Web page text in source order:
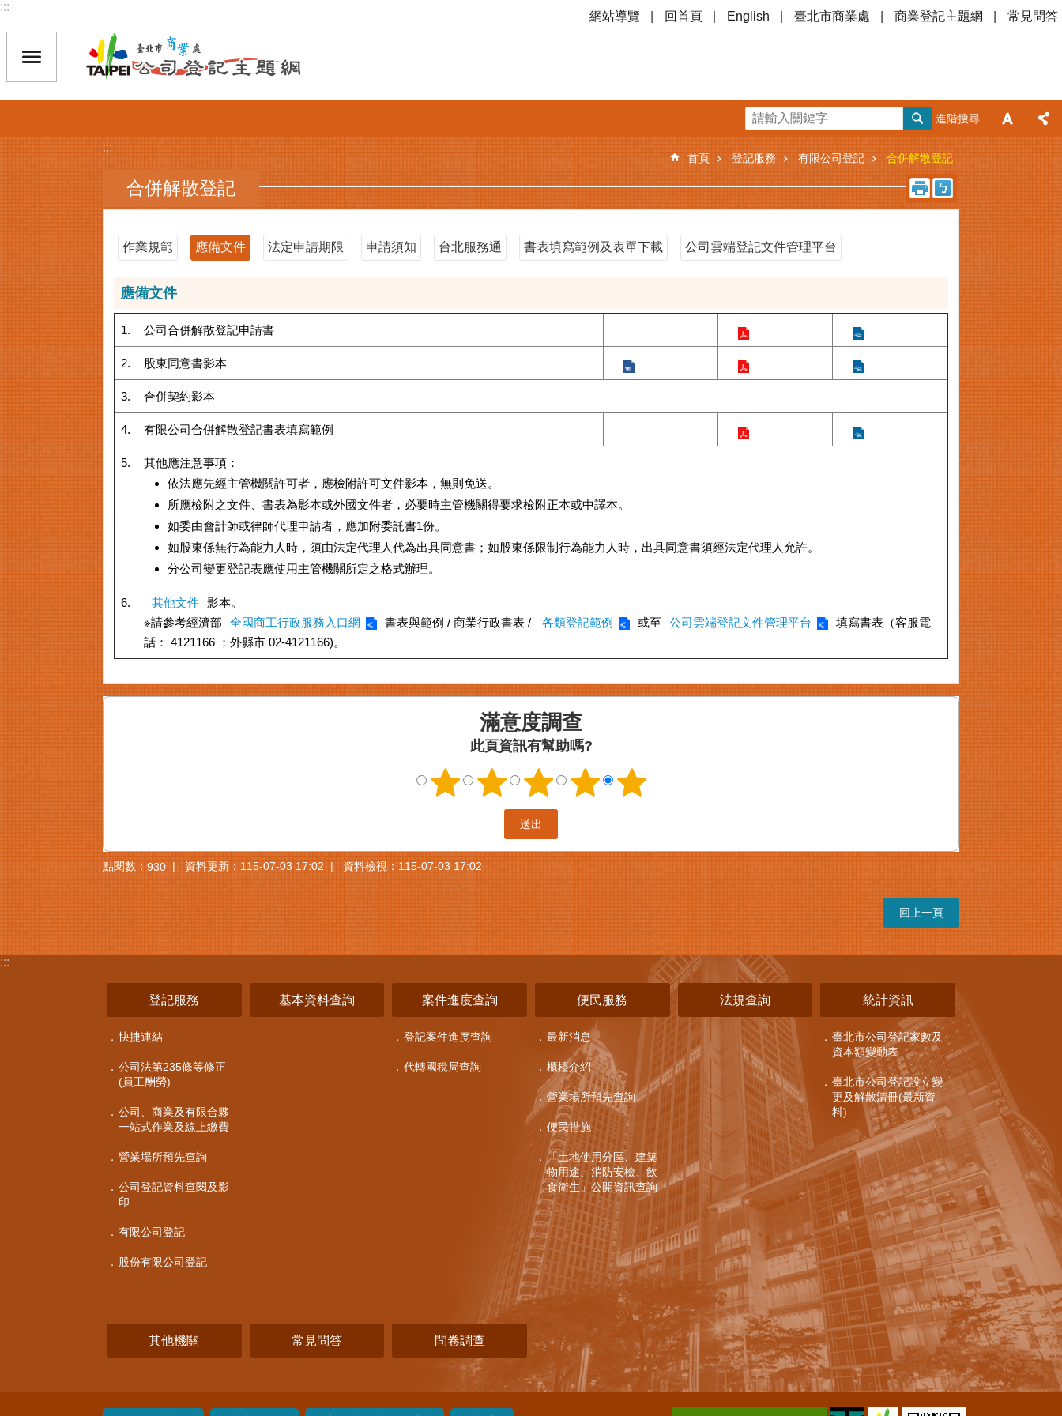
跳到主要內容區塊
:::
網站導覽 回首頁 English 臺北市商業處 商業登記主題網 常見問答
進階搜尋
:::
首頁 登記服務 有限公司登記 合併解散登記
合併解散登記
作業規範 應備文件 法定申請期限 申請須知 台北服務通 書表填寫範例及表單下載 公司雲端登記文件管理平台
應備文件
1. 公司合併解散登記申請書
2. 股東同意書影本
3. 合併契約影本
4. 有限公司合併解散登記書表填寫範例
5.
其他應注意事項：
依法應先經主管機關許可者，應檢附許可文件影本，無則免送。
所應檢附之文件、書表為影本或外國文件者，必要時主管機關得要求檢附正本或中譯本。
如委由會計師或律師代理申請者，應加附委託書1份。
如股東係無行為能力人時，須由法定代理人代為出具同意書；如股東係限制行為能力人時，出具同意書須經法定代理人允許。
分公司變更登記表應使用主管機關所定之格式辦理。
6. 其他文件 影本。
※請參考經濟部
全國商工行政服務入口網 書表與範例 / 商業行政書表 / 各類登記範例 或至 公司雲端登記文件管理平台
填寫書表（客服電
話： 4121166 ；外縣市 02-4121166)。
滿意度調查
此頁資訊有幫助嗎?
點閱數：930 資料更新：115-07-03 17:02 資料檢視：115-07-03 17:02
回上一頁
:::
登記服務
快捷連結
公司法第235條等修正
(員工酬勞)
公司、商業及有限合夥
一站式作業及線上繳費
營業場所預先查詢
公司登記資料查閱及影
印
有限公司登記
股份有限公司登記
基本資料查詢 案件進度查詢
登記案件進度查詢
代轉國稅局查詢
便民服務
最新消息
櫃檯介紹
營業場所預先查詢
便民措施
「土地使用分區、建築
物用途、消防安檢、飲
食衛生」公開資訊查詢
法規查詢 統計資訊
臺北市公司登記家數及
資本額變動表
臺北市公司登記設立變
更及解散清冊(最新資
料)
其他機關 常見問答 問卷調查